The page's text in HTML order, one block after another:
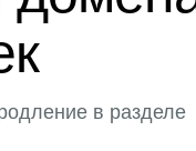
в разделе